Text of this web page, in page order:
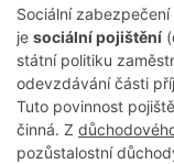
Sociální
je sociální pojištění
státní politiku
odevzdávání části
Tuto povinnost
činná. Z
pozůstalostní